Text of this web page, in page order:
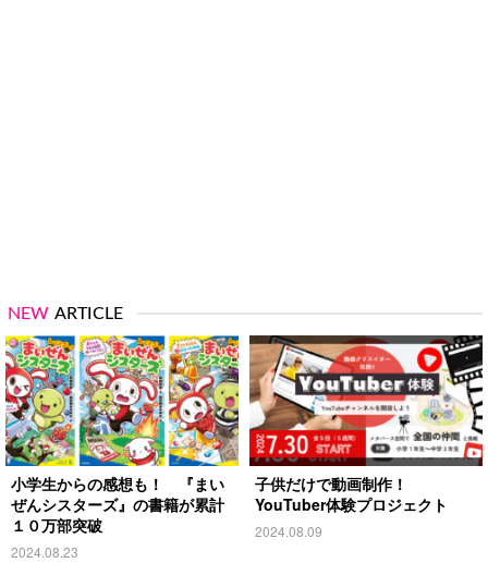
NEW ARTICLE
小学生からの感想も！ 『まい
ぜんシスターズ』の書籍が累計
１０万部突破
2024.08.23
子供だけで動画制作！
YouTuber体験プロジェクト
2024.08.09